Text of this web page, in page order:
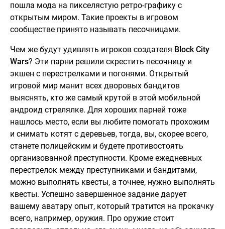
пошла мода на пикселястую ретро-графику с
открытым миром. Такие проекты в игровом
сообществе принято называть песочницами.
Чем же будут удивлять игроков создателя Block City
Wars? Эти парни решили скрестить песочницу и
экшен с перестрелками и погонями. Открытый
игровой мир манит всех дворовых бандитов
выяснять, кто же самый крутой в этой мобильной
андроид стрелялке. Для хороших парней тоже
нашлось место, если вы любите помогать прохожим
и снимать котят с деревьев, тогда, вы, скорее всего,
станете полицейским и будете противостоять
организованной преступности. Кроме ежедневных
перестрелок между преступниками и бандитами,
можно выполнять квесты, а точнее, нужно выполнять
квесты. Успешно завершенное задание дарует
вашему аватару опыт, который тратится на прокачку
всего, например, оружия. Про оружие стоит